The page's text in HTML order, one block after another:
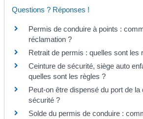
Questions ? Réponses !
Permis de conduire à points :
réclamation ?
Retrait de permis : quelles sont les
Ceinture de sécurité, siège auto
quelles sont les règles ?
Peut-on être dispensé du port de la
sécurité ?
Solde du permis de conduire :